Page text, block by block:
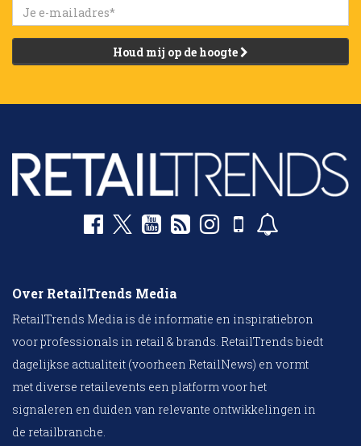
Houd mij op de hoogte
Over RetailTrends Media
RetailTrends Media is dé informatie en inspiratiebron
voor professionals in retail & brands. RetailTrends biedt
dagelijkse actualiteit (voorheen RetailNews) en vormt
met diverse retailevents een platform voor het
signaleren en duiden van relevante ontwikkelingen in
de retailbranche.